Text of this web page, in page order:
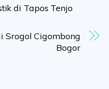
di Tapos Tenjo
Srogol Cigombong
Bogor